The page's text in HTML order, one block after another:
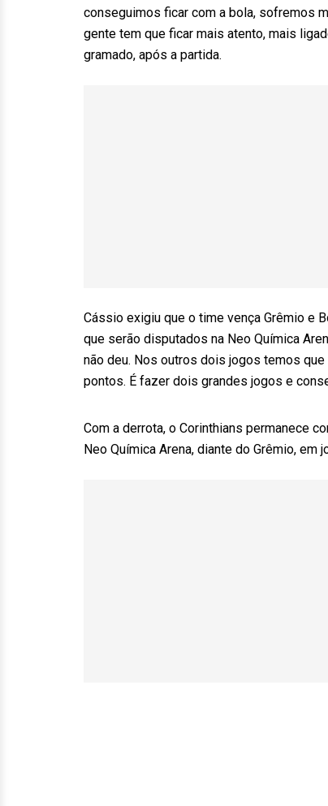
conseguimos ficar com a bola, sofremos
gente tem que ficar mais atento, mais
gramado, após a partida.
Cássio exigiu que o time vença Grêmio e
que serão disputados na Neo Química
não deu. Nos outros dois jogos temos
pontos. É fazer dois grandes jogos e
Com a derrota, o Corinthians permanece
Neo Química Arena, diante do Grêmio, em